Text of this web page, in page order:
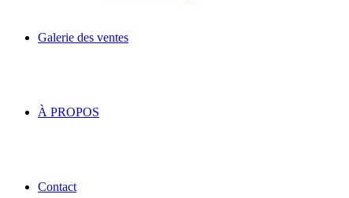
Galerie des ventes
À PROPOS
Contact